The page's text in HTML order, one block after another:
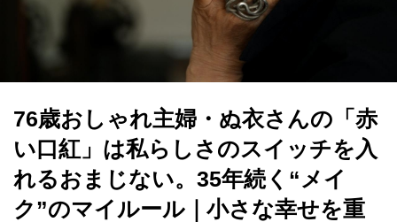
76歳おしゃれ主婦・ぬ衣さんの「赤
い口紅」は私らしさのスイッチを入
れるおまじない。35年続く“メイ
ク”のマイルール｜小さな幸せを重